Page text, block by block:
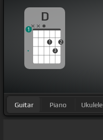
D
1
3
2
1
Guitar Piano Ukulele